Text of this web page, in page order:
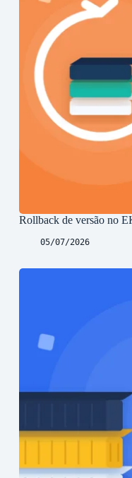
Rollback de versão no
05/07/2026